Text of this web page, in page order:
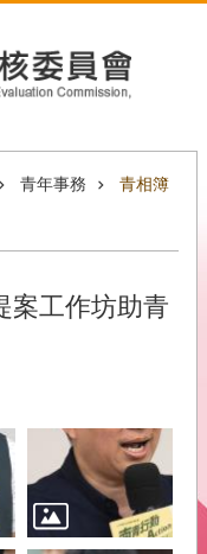
青年事務 青相簿
案工作坊助青